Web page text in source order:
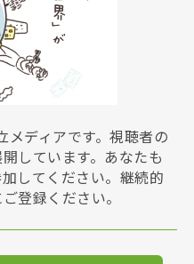
ディアです。視聴者の
しています。あなたも
してください。継続的
登録ください。